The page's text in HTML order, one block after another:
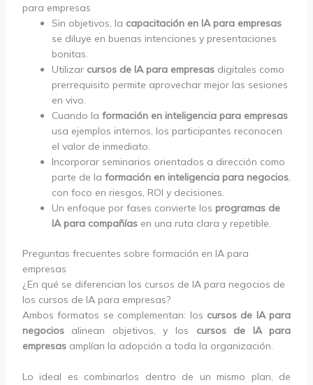
para empresas
Sin objetivos, la capacitación en IA para empresas
se diluye en buenas intenciones y presentaciones
bonitas.
Utilizar cursos de IA para empresasdigitales como
prerrequisito permite aprovechar mejor las sesiones
en vivo.
Cuando la formación en inteligencia para empresas
usa ejemplos internos, los participantes reconocen
el valor de inmediato.
Incorporar seminarios orientados a dirección como
parte de la formación en inteligencia para negocios,
con foco en riesgos, ROI y decisiones.
Un enfoque por fases convierte los programas de
IA para compañíasen una ruta clara y repetible.
Preguntas frecuentes sobre formación en IA para
empresas
¿En qué se diferencian los cursos de IA para negocios de
los cursos de IA para empresas?
Ambos formatos se complementan: los cursos de IA para
negociosalinean objetivos, y los cursos de IA para
empresasamplían la adopción a toda la organización.
Lo ideal es combinarlos dentro de un mismo plan, de